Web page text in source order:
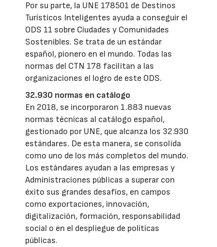
Por su parte, la UNE 178501 de Destinos
Turísticos Inteligentes ayuda a conseguir el
ODS 11 sobre Ciudades y Comunidades
Sostenibles. Se trata de un estándar
español, pionero en el mundo. Todas las
normas del CTN 178 facilitan a las
organizaciones el logro de este ODS.
32.930 normas en catálogo
En 2018, se incorporaron 1.883 nuevas
normas técnicas al catálogo español,
gestionado por UNE, que alcanza los 32.930
estándares. De esta manera, se consolida
como uno de los más completos del mundo.
Los estándares ayudan a las empresas y
Administraciones públicas a superar con
éxito sus grandes desafíos, en campos
como exportaciones, innovación,
digitalización, formación, responsabilidad
social o en el despliegue de políticas
públicas.